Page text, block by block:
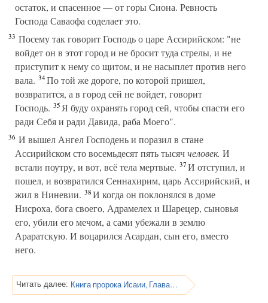
остаток, и спасенное — от горы Сиона. Ревность
Господа Саваофа соделает это.
33 Посему так говорит Господь о царе Ассирийском: "не
войдет он в этот город и не бросит туда стрелы, и не
приступит к нему со щитом, и не насыплет против него
вала. 34По той же дороге, по которой пришел,
возвратится, а в город сей не войдет, говорит
Господь. 35Я буду охранять город сей, чтобы спасти его
ради Себя и ради Давида, раба Моего".
36 И вышел Ангел Господень и поразил в стане
Ассирийском сто восемьдесят пять тысяччеловек. И
встали поутру, и вот, всё тела мертвые. 37И отступил, и
пошел, и возвратился Сеннахирим, царь Ассирийский, и
жил в Ниневии. 38И когда он поклонялся в доме
Нисроха, бога своего, Адрамелех и Шарецер, сыновья
его, убили его мечом, а сами убежали в землю
Араратскую. И воцарился Асардан, сын его, вместо
него.
Читать далее: Книга пророка Исаии, Глава 38